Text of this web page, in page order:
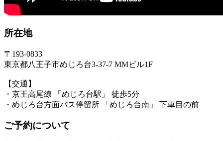
所在地
〒193-0833
東京都八王子市めじろ台3-37-7 MMビル1F
【交通】
・京王高尾線 「めじろ台駅」 徒歩5分
・めじろ台方面バス停留所 「めじろ台南」 下車目の前
ご予約について